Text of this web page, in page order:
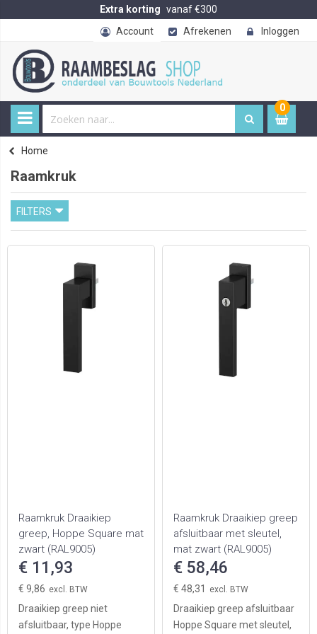
Extra korting vanaf €300
Account
Afrekenen Inloggen
0
item
Home
Raamkruk
FILTERS
Raamkruk Draaikiep
greep, Hoppe Square mat
zwart (RAL9005)
€ 11,93
€ 9,86
Draaikiep greep niet
afsluitbaar, type Hoppe
Raamkruk Draaikiep greep
afsluitbaar met sleutel,
mat zwart (RAL9005)
€ 58,46
€ 48,31
Draaikiep greep afsluitbaar
Hoppe Square met sleutel,